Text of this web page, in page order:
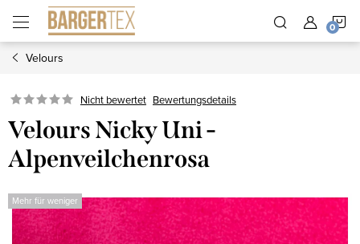
Inhalt
springen
Velours
Nicht bewertet Bewertungsdetails
Velours Nicky Uni -
Alpenveilchenrosa
Mehr für weniger